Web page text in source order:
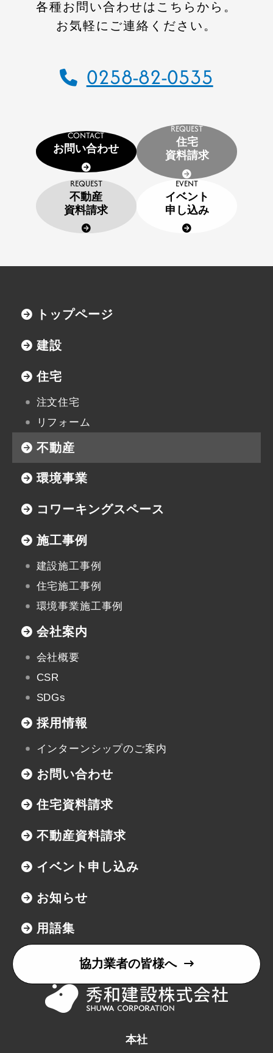
各種お問い合わせはこちらから。
お気軽にご連絡ください。
0258-82-0535
CONTACT
お問い合わせ
REQUEST
住宅
資料請求
REQUEST
不動産
資料請求
EVENT
イベント
申し込み
トップページ
建設
住宅
注文住宅
リフォーム
不動産
環境事業
コワーキングスペース
施工事例
建設施工事例
住宅施工事例
環境事業施工事例
会社案内
会社概要
CSR
SDGs
採用情報
インターンシップのご案内
お問い合わせ
住宅資料請求
不動産資料請求
イベント申し込み
お知らせ
用語集
協力業者の皆様へ
本社